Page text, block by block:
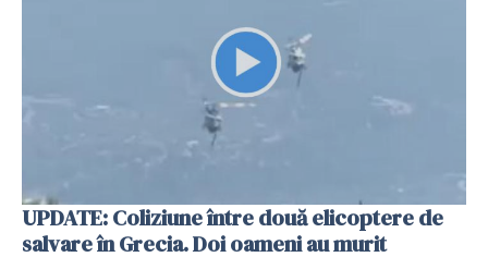
UPDATE: Coliziune între două elicoptere de
salvare în Grecia. Doi oameni au murit